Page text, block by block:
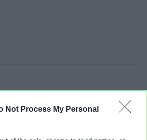
Not Process My Personal